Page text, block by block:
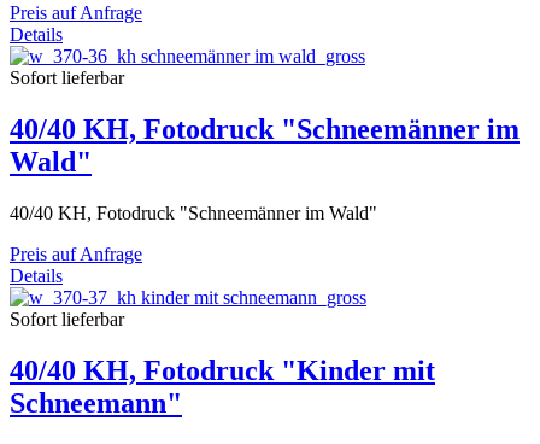
Preis auf Anfrage
Details
Sofort lieferbar
40/40 KH, Fotodruck "Schneemänner im
Wald"
40/40 KH, Fotodruck "Schneemänner im Wald"
Preis auf Anfrage
Details
Sofort lieferbar
40/40 KH, Fotodruck "Kinder mit
Schneemann"